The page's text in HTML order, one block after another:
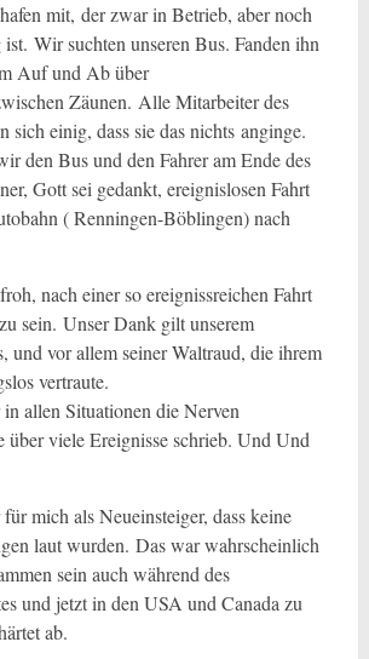
mit, der zwar in Betrieb, aber noch
Wir suchten unseren Bus. Fanden ihn
Auf und Ab über
Zäunen. Alle Mitarbeiter des
sich einig, dass sie das nichts anginge.
den Bus und den Fahrer am Ende des
Gott sei gedankt, ereignislosen Fahrt
( Renningen-Böblingen) nach
nach einer so ereignissreichen Fahrt
sein. Unser Dank gilt unserem
und vor allem seiner Waltraud, die ihrem
vertraute.
allen Situationen die Nerven
über viele Ereignisse schrieb. Und Und
mich als Neueinsteiger, dass keine
laut wurden. Das war wahrscheinlich
sein auch während des
und jetzt in den USA und Canada zu
ab.